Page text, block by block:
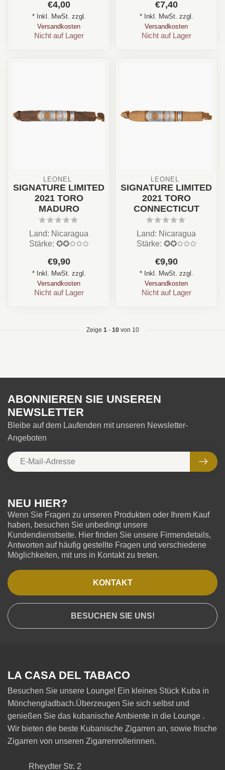
Zederholz, Kakao, Erde
Format: Pe...
€4,00
* Inkl. MwSt. zzgl.
Versandkosten
Nicht auf Lager
Zederholz, Kakao, Erde
Format: To...
€7,40
* Inkl. MwSt. zzgl.
Versandkosten
Nicht auf Lager
LEONEL
SIGNATURE LIMITED
2021 TORO
MADURO
Land: Nicaragua
Stärke: ✪✪✩✩✩
Holz
Format: Toro /Longfi...
€9,90
* Inkl. MwSt. zzgl.
Versandkosten
Nicht auf Lager
LEONEL
SIGNATURE LIMITED
2021 TORO
CONNECTICUT
Land: Nicaragua
Stärke: ✪✪✩✩✩
Format: Toro /Longfille...
€9,90
* Inkl. MwSt. zzgl.
Versandkosten
Nicht auf Lager
Zeige 1- 10von 10
NEU HIER?
Wenn Sie Fragen zu unseren Produkten oder Ihrem Kauf
haben, besuchen Sie unbedingt unsere
Kundendienstseite. Hier finden Sie unsere Firmendetails,
Antworten auf häufig gestellte Fragen und verschiedene
Möglichkeiten, mit uns in Kontakt zu treten.
KONTAKT
BESUCHEN SIE UNS!
ABONNIEREN SIE UNSEREN
NEWSLETTER
Bleibe auf dem Laufenden mit unseren Newsletter-
Angeboten
LA CASA DEL TABACO
Besuchen Sie unsere Lounge! Ein kleines Stück Kuba in
Mönchengladbach.Überzeugen Sie sich selbst und
genießen Sie das kubanische Ambiente in die Lounge .
Wir bieten die beste Kubanische Zigarren an, sowie frische
Zigarren von unseren Zigarrenrollerinnen.
Rheydter Str. 2